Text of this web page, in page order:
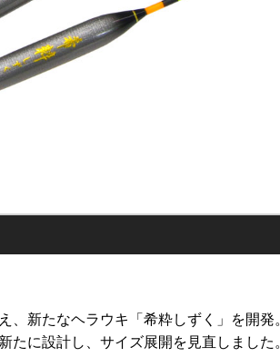
新たなヘラウキ「希粋しずく」を開発。
に設計し、サイズ展開を見直しました。